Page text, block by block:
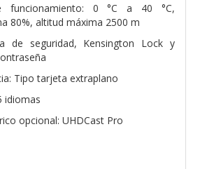
funcionamiento: 0 °C a 40 °C,
80%, altitud máxima 2500 m
de seguridad, Kensington Lock y
Tipo tarjeta extraplano
idiomas
opcional: UHDCast Pro